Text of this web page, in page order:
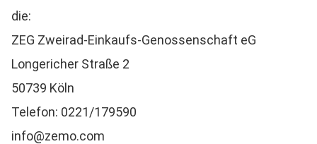
die:
ZEG Zweirad-Einkaufs-Genossenschaft eG
Longericher Straße 2
50739 Köln
Telefon: 0221/179590
info@zemo.com